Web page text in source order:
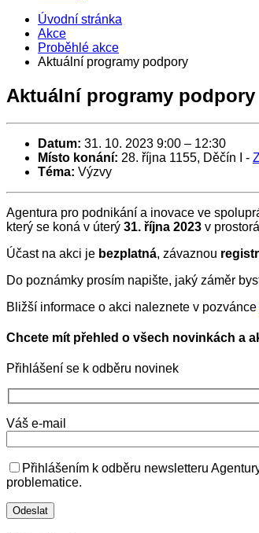
Úvodní stránka
Akce
Proběhlé akce
Aktuální programy podpory
Aktuální programy podpory
Datum: 31. 10. 2023 9:00 – 12:30
Místo konání: 28. října 1155, Děčín I -
Téma: Výzvy
Agentura pro podnikání a inovace ve
který se koná v úterý 31. října 2023 v
Účast na akci je bezplatná, závaznou
Do poznámky prosím napište, jaký záměr
Bližší informace o akci naleznete v pozvánce
Chcete mít přehled o všech novinkách a
Přihlášení se k odběru novinek
Váš e-mail
Přihlášením k odběru newsletteru
problematice.